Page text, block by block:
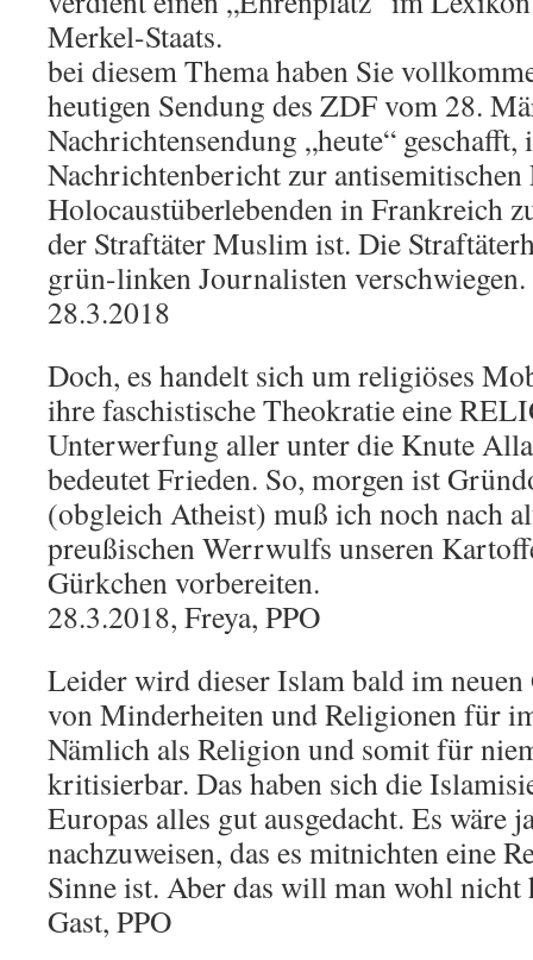
Merkel-Staats.
bei diesem Thema haben Sie
heutigen Sendung des ZDF vom 28.
Nachrichtensendung „heute“ geschafft,
Nachrichtenbericht zur
Holocaustüberlebenden in Frankreich
der Straftäter Muslim ist. Die
grün-linken Journalisten verschwiegen.
28.3.2018
Doch, es handelt sich um religiöses
ihre faschistische Theokratie eine
Unterwerfung aller unter die Knute
bedeutet Frieden. So, morgen ist
(obgleich Atheist) muß ich noch nach
preußischen Werrwulfs unseren
Gürkchen vorbereiten.
28.3.2018, Freya, PPO
Leider wird dieser Islam bald im neuen
von Minderheiten und Religionen für
Nämlich als Religion und somit für
kritisierbar. Das haben sich die
Europas alles gut ausgedacht. Es wäre
nachzuweisen, das es mitnichten eine
Sinne ist. Aber das will man wohl nicht
Gast, PPO